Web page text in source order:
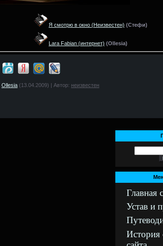
Я смотрю в окно (Неизвестен) (Стефи)
Lara Fabian (интернет) (Ollesia)
Ollesia (13.04.2009) | Автор: неизвестен
Главная
Устав и
История
сайта